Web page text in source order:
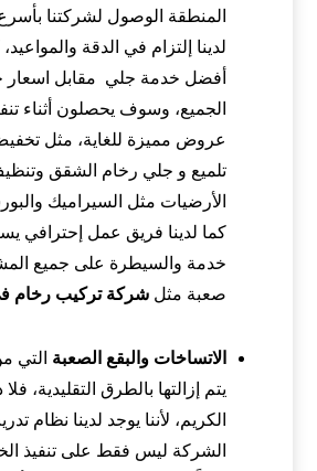
المنطقة الوصول لشركتنا
لدينا إلتزام في الدقة
أفضل خدمة جلي مقابل اسعار
الجميع، وسوف يحصلون أثناء
عروض مميزة للغاية، مثل
تلميع و جلي رخام الشقق
الأرضيات مثل السيراميك
كما لدينا فريق عمل إحترافي
خدمة والسيطرة على جميع
صعبة مثلشركة تركيب رخام
الاتساخات والبقع الصعبة التي
يتم إزالتها بالطرق التقليدية،
الكريم، لأننا يوجد لدينا نظام
الشركة ليس فقط على تنفيذ